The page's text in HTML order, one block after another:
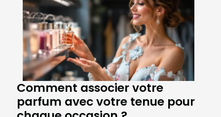
Comment associer votre
parfum avec votre tenue pour